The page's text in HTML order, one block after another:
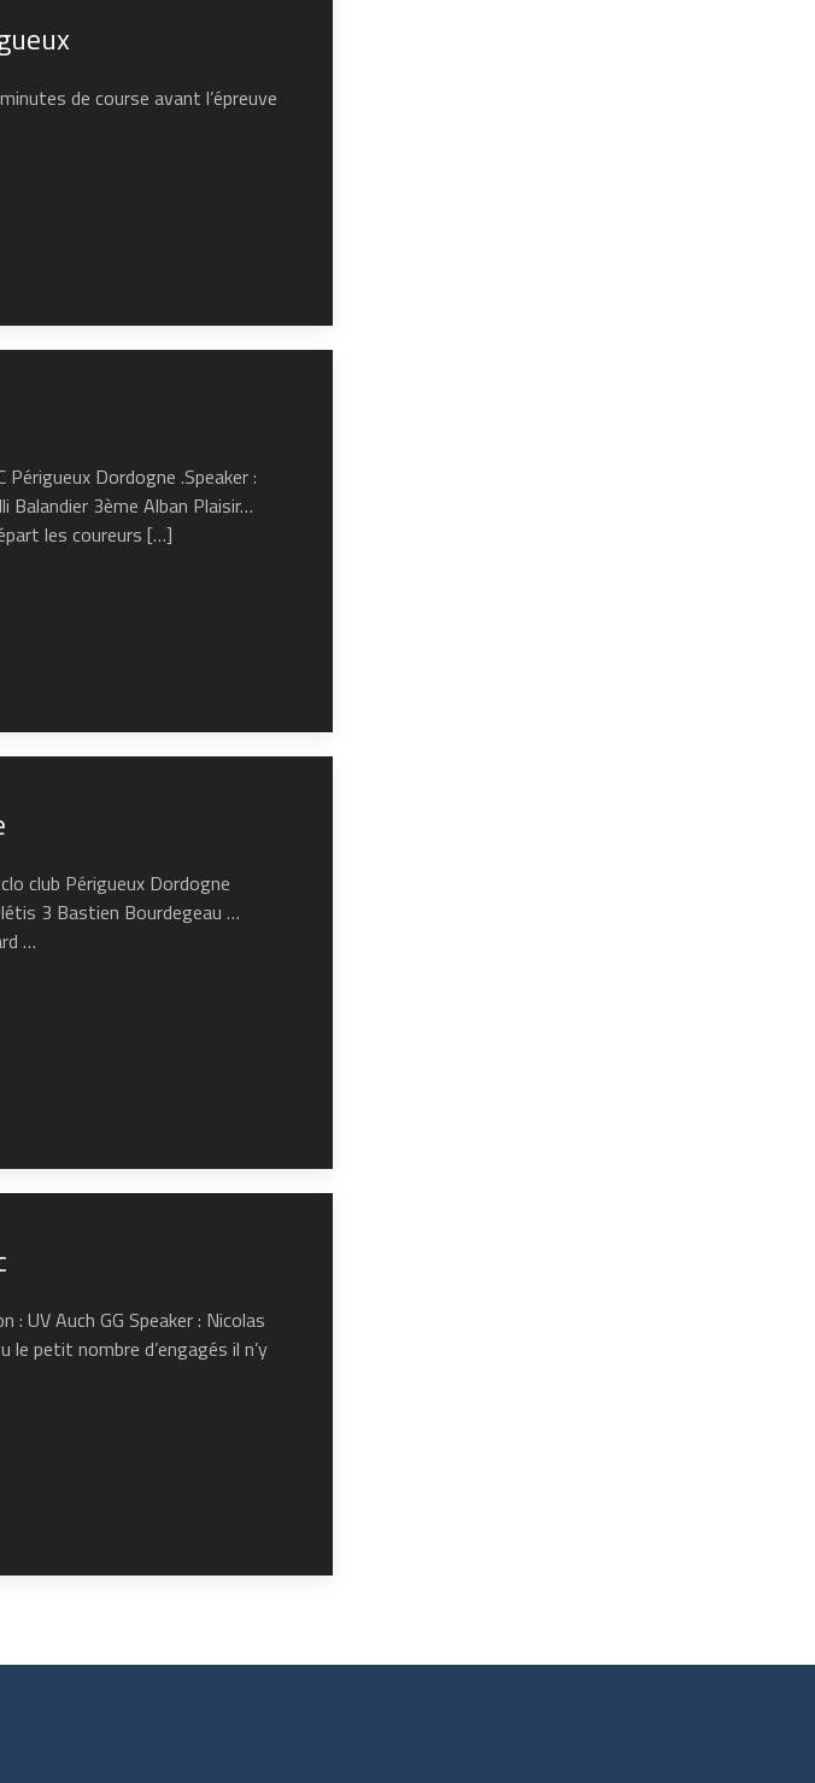
de course avant l’épreuve
Dordogne .Speaker :
Balandier 3ème Alban Plaisir…
les coureurs […]
club Périgueux Dordogne
3 Bastien Bourdegeau …
…
UV Auch GG Speaker : Nicolas
petit nombre d’engagés il n’y